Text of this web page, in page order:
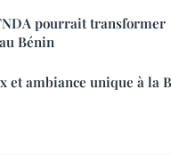
pourrait transformer
Bénin
et ambiance unique à la